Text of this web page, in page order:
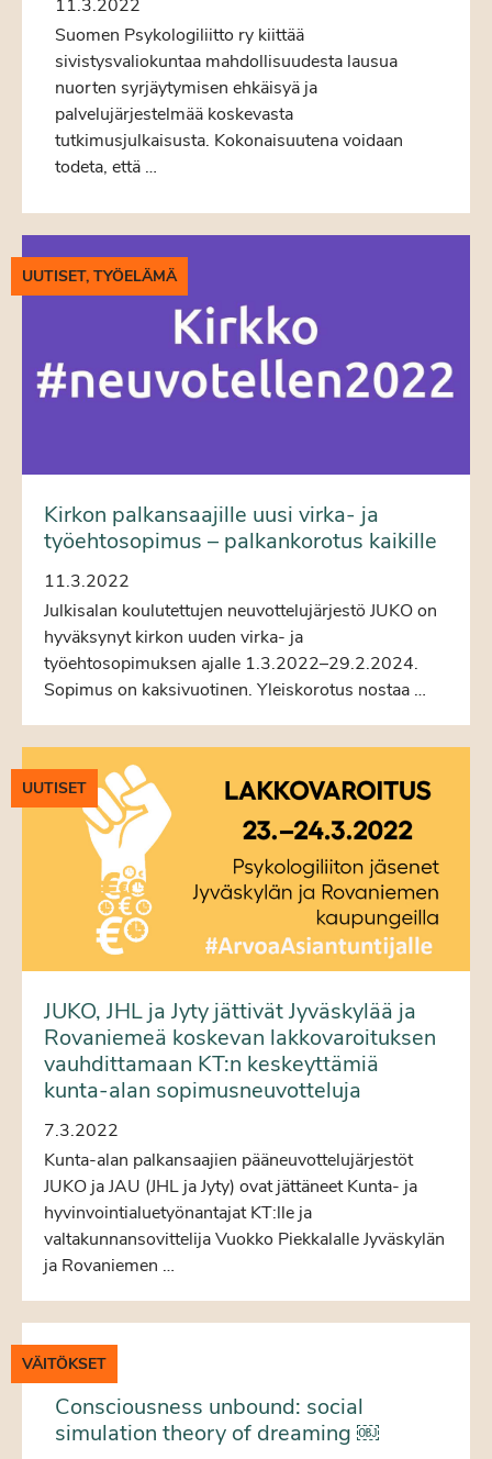
11.3.2022
Suomen Psykologiliitto ry kiittää
sivistysvaliokuntaa mahdollisuudesta lausua
nuorten syrjäytymisen ehkäisyä ja
palvelujärjestelmää koskevasta
tutkimusjulkaisusta. Kokonaisuutena voidaan
todeta, että …
UUTISET, TYÖELÄMÄ
Kirkon palkansaajille uusi virka- ja
työehtosopimus – palkankorotus kaikille
11.3.2022
Julkisalan koulutettujen neuvottelujärjestö JUKO on
hyväksynyt kirkon uuden virka- ja
työehtosopimuksen ajalle 1.3.2022–29.2.2024.
Sopimus on kaksivuotinen. Yleiskorotus nostaa …
UUTISET
JUKO, JHL ja Jyty jättivät Jyväskylää ja
Rovaniemeä koskevan lakkovaroituksen
vauhdittamaan KT:n keskeyttämiä
kunta-alan sopimusneuvotteluja
7.3.2022
Kunta-alan palkansaajien pääneuvottelujärjestöt
JUKO ja JAU (JHL ja Jyty) ovat jättäneet Kunta- ja
hyvinvointialuetyönantajat KT:lle ja
valtakunnansovittelija Vuokko Piekkalalle Jyväskylän
ja Rovaniemen …
VÄITÖKSET
Consciousness unbound: social
simulation theory of dreaming ￼